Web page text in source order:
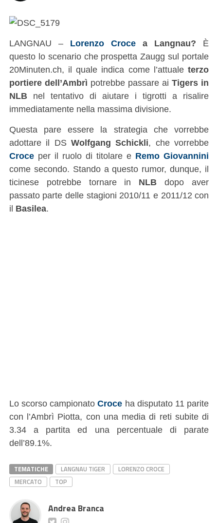
LANGNAU – Lorenzo Crocea Langnau? È
questo lo scenario che prospetta Zaugg sul portale
20Minuten.ch, il quale indica come l’attualeterzo
portiere dell’Ambrì potrebbe passare aiTigers in
NLBnel tentativo di aiutare i tigrotti a risalire
immediatamente nella massima divisione.
Questa pare essere la strategia che vorrebbe
adottare il DS Wolfgang Schickli, che vorrebbe
Croceper il ruolo di titolare e Remo Giovannini
come secondo. Stando a questo rumor, dunque, il
ticinese potrebbe tornare in NLB dopo aver
passato parte delle stagioni 2010/11 e 2011/12 con
il Basilea.
Lo scorso campionatoCroce ha disputato 11 parite
con l’Ambrì Piotta, con una media di reti subite di
3.34 a partita ed una percentuale di parate
dell’89.1%.
TEMATICHE LANGNAU TIGER
LORENZO CROCE
MERCATO
TOP
Andrea Branca